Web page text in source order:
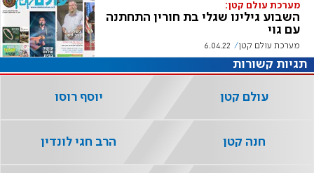
מערכת עולם קטן:
השבוע גילינו שגלי בת חורין התחתנה
עם גוי
מערכת עולם קטן 6.04.22
תגיות קשורות
עולם קטן יוסף רוסו
חנה קטן הרב חגי לונדין